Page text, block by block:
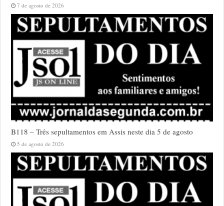
7 de agosto de 2026
B118 – Três sepultamentos em Assis neste dia 5 de agosto
5 de agosto de 2026